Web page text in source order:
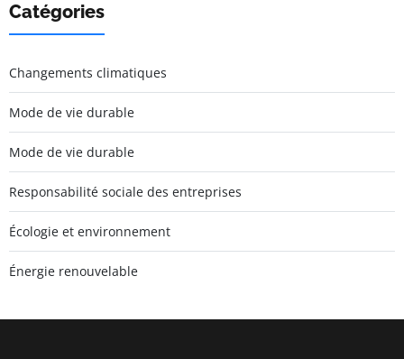
Catégories
Changements climatiques
Mode de vie durable
Mode de vie durable
Responsabilité sociale des entreprises
Écologie et environnement
Énergie renouvelable